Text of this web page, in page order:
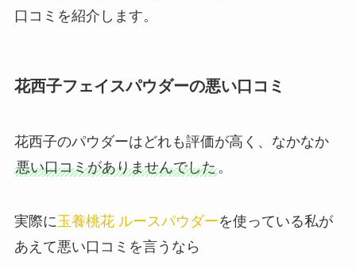
口コミを紹介します。
花西子フェイスパウダーの悪い口コミ
花西子のパウダーはどれも評価が高く、なかなか
悪い口コミがありませんでした。
実際に玉養桃花 ルースパウダーを使っている私が
あえて悪い口コミを言うなら